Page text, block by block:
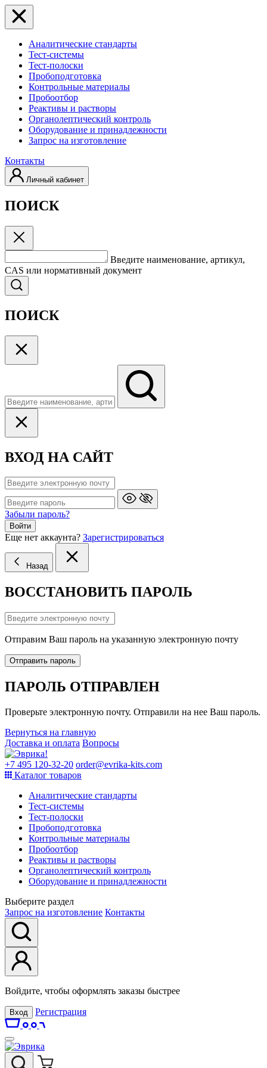
Аналитические стандарты
Тест-системы
Тест-полоски
Пробоподготовка
Контрольные материалы
Пробоотбор
Реактивы и растворы
Органолептический контроль
Оборудование и принадлежности
Запрос на изготовление
Контакты
Личный кабинет
ПОИСК
Введите наименование, артикул,
CAS или нормативный документ
ПОИСК
ВХОД НА САЙТ
Забыли пароль?
Войти
Еще нет аккаунта? Зарегистрироваться
Назад
ВОССТАНОВИТЬ ПАРОЛЬ
Отправим Ваш пароль на указанную электронную почту
Отправить пароль
ПАРОЛЬ ОТПРАВЛЕН
Проверьте электронную почту. Отправили на нее Ваш пароль.
Вернуться на главную
Доставка и оплата Вопросы
+7 495 120-32-20 order@evrika-kits.com
Каталог товаров
Аналитические стандарты
Тест-системы
Тест-полоски
Пробоподготовка
Контрольные материалы
Пробоотбор
Реактивы и растворы
Органолептический контроль
Оборудование и принадлежности
Выберите раздел
Запрос на изготовление Контакты
Войдите, чтобы оформлять заказы быстрее
Вход Регистрация